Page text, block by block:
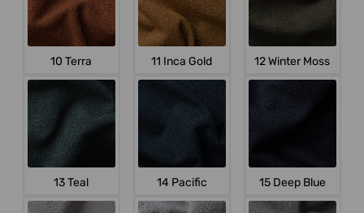
10 Terra 11 Inca Gold 12 Winter Moss
13 Teal 14 Pacific 15 Deep Blue